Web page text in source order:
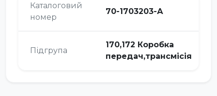
Каталоговий
номер
70-1703203-А
Підгрупа
170,172 Коробка
передач,трансмісія